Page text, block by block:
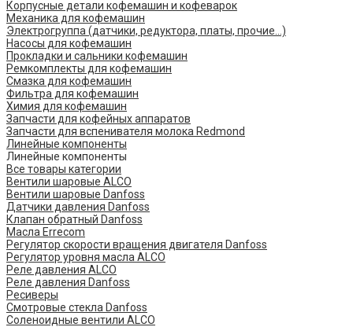
Корпусные детали кофемашин и кофеварок
Механика для кофемашин
Электрогруппа (датчики, редуктора, платы, прочие...)
Насосы для кофемашин
Прокладки и сальники кофемашин
Ремкомплекты для кофемашин
Смазка для кофемашин
Фильтра для кофемашин
Химия для кофемашин
Запчасти для кофейных аппаратов
Запчасти для вспенивателя молока Redmond
Линейные компоненты
Линейные компоненты
Все товары категории
Вентили шаровые ALCO
Вентили шаровые Danfoss
Датчики давления Danfoss
Клапан обратный Danfoss
Масла Errecom
Регулятор скорости вращения двигателя Danfoss
Регулятор уровня масла ALCO
Реле давления ALCO
Реле давления Danfoss
Ресиверы
Смотровые стекла Danfoss
Соленоидные вентили ALCO